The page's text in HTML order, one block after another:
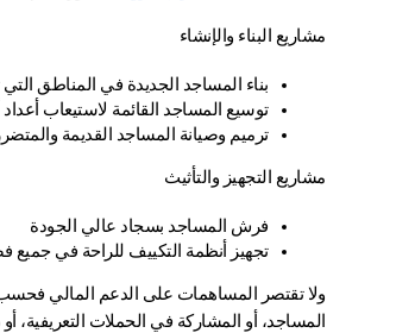
مشاريع البناء والإنشاء
بناء المساجد الجديدة في المناطق التي
توسيع المساجد القائمة لاستيعاب
ترميم وصيانة المساجد القديمة
مشاريع التجهيز والتأثيث
فرش المساجد بسجاد عالي الجودة
تجهيز أنظمة التكييف للراحة في جميع